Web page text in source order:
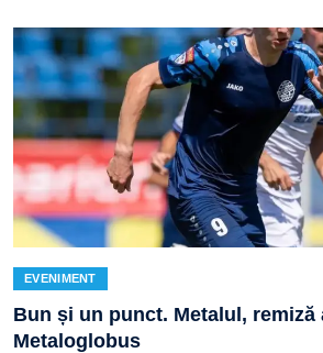
EVENIMENT
Bun și un punct. Metalul, remiză
Metaloglobus